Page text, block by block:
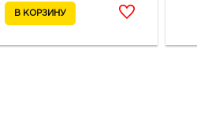
Парковая, д. 3
График работы:
10:00 - 22:00